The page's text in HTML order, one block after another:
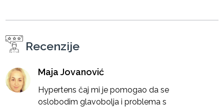
Recenzije
Maja Jovanović
Hypertens čaj mi je pomogao da se
oslobodim glavobolja i problema s